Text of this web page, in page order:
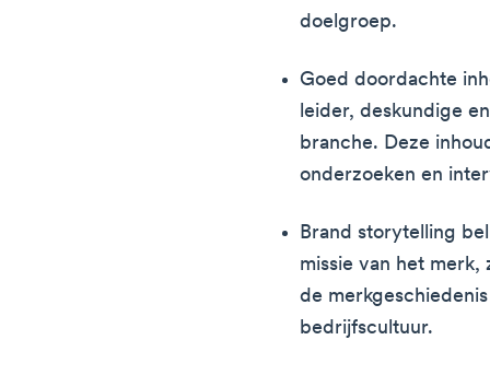
doelgroep.
Goed doordachte
leider, deskundige
branche. Deze
onderzoeken en
Brand storytelling
missie van het
de
bedrijfscultuur.